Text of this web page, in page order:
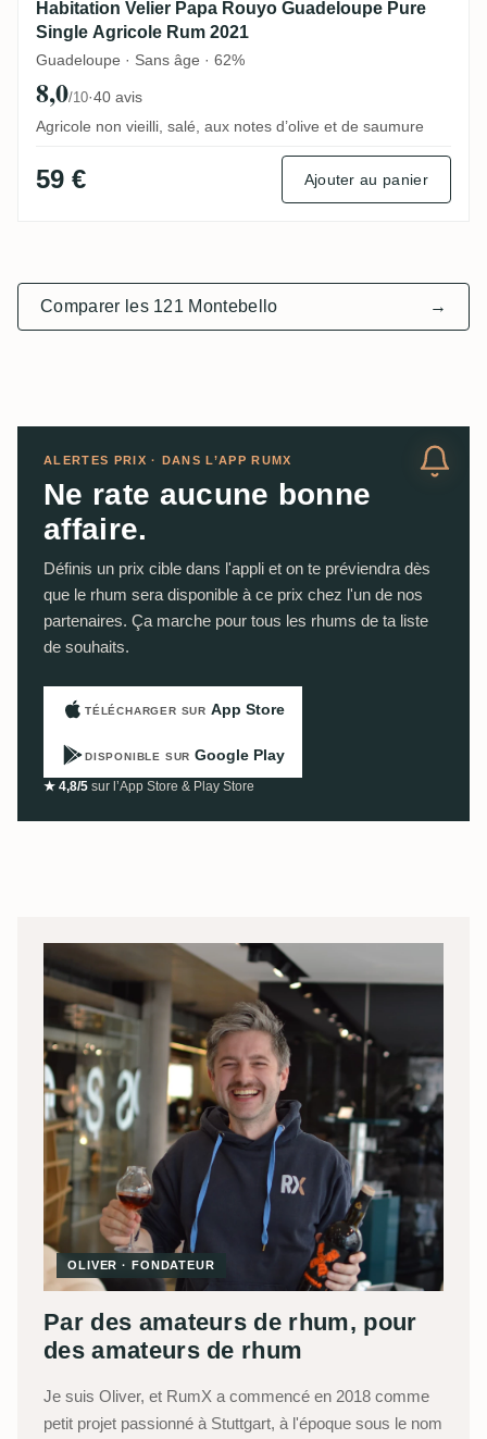
Habitation Velier Papa Rouyo Guadeloupe Pure
Single Agricole Rum 2021
Guadeloupe · Sans âge · 62%
8,0/10·40 avis
Agricole non vieilli, salé, aux notes d’olive et de saumure
59 € Ajouter au panier
Comparer les 121 Montebello →
ALERTES PRIX · DANS L’APP RUMX
Ne rate aucune bonne
affaire.
Définis un prix cible dans l'appli et on te préviendra dès
que le rhum sera disponible à ce prix chez l'un de nos
partenaires. Ça marche pour tous les rhums de ta liste
de souhaits.
TÉLÉCHARGER SUR App Store
DISPONIBLE SUR Google Play
★ 4,8/5 sur l’App Store & Play Store
OLIVER · FONDATEUR
Par des amateurs de rhum, pour
des amateurs de rhum
Je suis Oliver, et RumX a commencé en 2018 comme
petit projet passionné à Stuttgart, à l'époque sous le nom